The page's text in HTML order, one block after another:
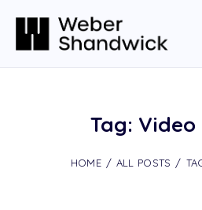
Tag: Video
HOME ALL POSTS